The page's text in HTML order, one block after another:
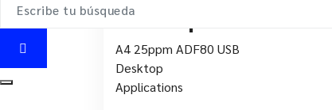
Description
A4 25ppm ADF80 USB
Desktop
Applications